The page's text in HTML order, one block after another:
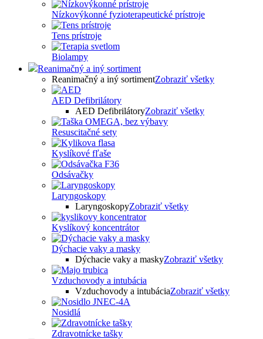
Nízkovýkonné fyzioterapeutické prístroje
Tens prístroje
Biolampy
Reanimačný a iný sortiment
Reanimačný a iný sortimentZobraziť všetky
AED Defibrilátory
AED DefibrilátoryZobraziť všetky
Resuscitačné sety
Kyslíkové fľaše
Odsávačky
Laryngoskopy
LaryngoskopyZobraziť všetky
Kyslíkový koncentrátor
Dýchacie vaky a masky
Dýchacie vaky a maskyZobraziť všetky
Vzduchovody a intubácia
Vzduchovody a intubáciaZobraziť všetky
Nosidlá
Zdravotnícke tašky